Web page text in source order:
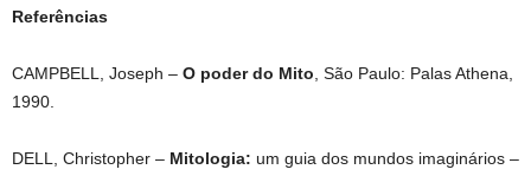
Referências
CAMPBELL, Joseph – O poder do Mito, São Paulo: Palas Athena,
1990.
DELL, Christopher – Mitologia: um guia dos mundos imaginários –